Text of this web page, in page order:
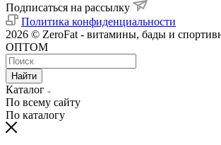
Подписаться на рассылку
Политика конфиденциальности
2026 © ZeroFat - витамины, бады и
ОПТОМ
Найти
Каталог
По всему сайту
По каталогу